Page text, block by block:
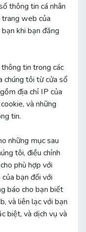
thông tin cá nhân
trang web của
khi bạn đăng
tin trong các
chúng tôi từ cửa sổ
địa chỉ IP của
và những
tin.
những mục sau
tôi, điều chỉnh
phù hợp với
của bạn đối với
báo cho bạn biết
và liên lạc với bạn
biệt, và dịch vụ và